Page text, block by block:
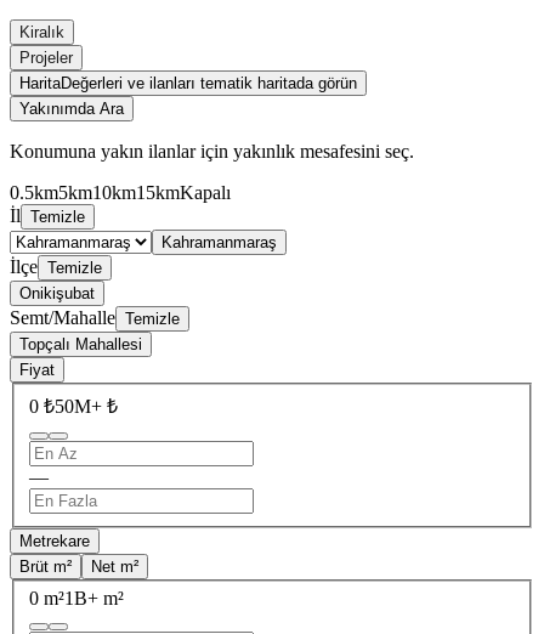
Kiralık
Projeler
HaritaDeğerleri ve ilanları tematik haritada görün
Yakınımda Ara
Konumuna yakın ilanlar için yakınlık mesafesini seç.
0.5km5km10km15kmKapalı
İl Temizle
Kahramanmaraş
İlçe Temizle
Onikişubat
Semt/Mahalle Temizle
Topçalı Mahallesi
Fiyat
0 ₺50M+ ₺
—
Metrekare
Brüt m²
Net m²
0 m²1B+ m²